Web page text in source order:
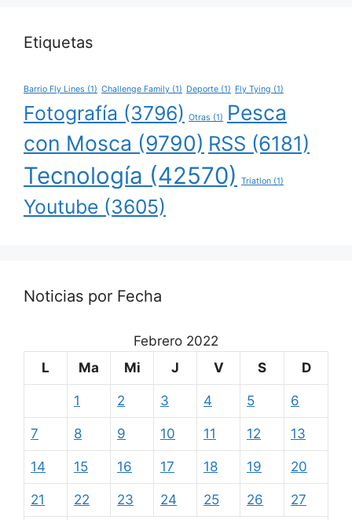
Etiquetas
Barrio Fly Lines (1) Challenge Family (1) Deporte (1) Fly Tying (1)
Fotografía (3796) Otras (1)
Pesca
con Mosca (9790) RSS (6181)
Tecnología (42570) Triatlon (1)
Youtube (3605)
Noticias por Fecha
Febrero 2022
L
Ma Mi J V S D
1 2 3 4 5 6
7 8 9 10 11 12 13
14 15 16 17 18 19 20
21 22 23 24 25 26 27